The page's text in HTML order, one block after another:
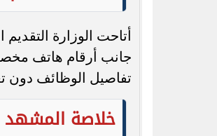
جانب أرقام هاتف
تفاصيل الوظائف دون
خلاصة المشهد